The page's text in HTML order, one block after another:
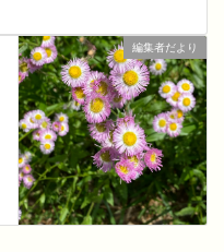
編集者だより